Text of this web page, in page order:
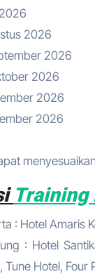
2026
2026
2026
2026
2026
Training
: Hotel Amaris
: Hotel
Tune Hotel, Four